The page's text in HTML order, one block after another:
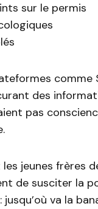
sur le permis
comme
des
pas
jeunes frères
de susciter la
va la